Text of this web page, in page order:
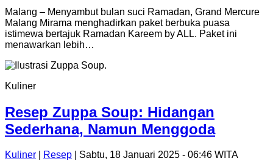
Telegram
Malang – Menyambut bulan suci Ramadan, Grand Mercure
Malang Mirama menghadirkan paket berbuka puasa
istimewa bertajuk Ramadan Kareem by ALL. Paket ini
menawarkan lebih…
Kuliner
Resep Zuppa Soup: Hidangan
Sederhana, Namun Menggoda
Kuliner Resep | Sabtu, 18 Januari 2025 - 06:46 WITA